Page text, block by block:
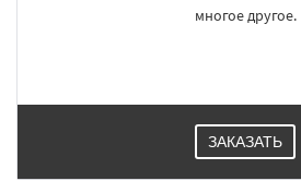
многое другое.
ЗАКАЗАТЬ